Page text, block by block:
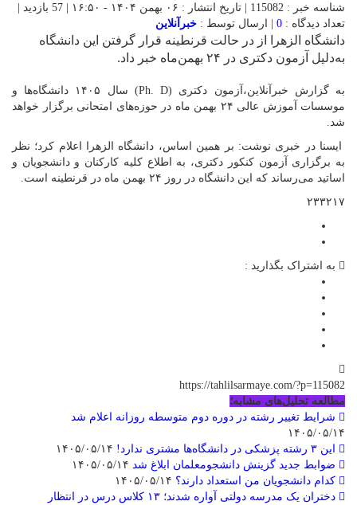
شناسه خبر : 115082 | تاریخ انتشار : ۰۶ بهمن ۱۴۰۴ - ۱۶:۵۰ | 57 بازدید |
تعداد دیدگاه : 0 | ارسال توسط : خبرآنلاین
دانشگاه الزهرا از در حالت قرنطینه قرار گرفتن این دانشگاه
به‌دلیل آزمون دکتری در ۲۴ بهمن‌ماه خبر داد.
به گزارش خبرآنلاین،آزمون دکتری (Ph. D) سال ۱۴۰۵ دانشگاه‌ها و
موسسات آموزش عالی ۲۴ بهمن ماه در حوزه‌های امتحانی برگزار خواهد
شد.
ایسنا در خبری نوشت: بر همین اساس، دانشگاه الزهرا اعلام کرد؛ نظر
به برگزاری آزمون کنکور دکتری، به اطلاع کلیه کارکنان و دانشجویان و
اساتید می‌رساند که این دانشگاه در روز ۲۴ بهمن ماه در قرنطینه است.
۲۳۳۲۱۷
به اشتراک بگذارید :
https://tahlilsarmaye.com/?p=115082
مطالعه تحلیل‌های مشابه؛
شرایط تغییر رشته در دوره دوم متوسطه روزانه اعلام شد
۱۴۰۵/۰۵/۱۴
این ۳ رشته پزشکی در دانشگاه‌ها مشتری ندارد!
ضوابط جدید گزینش دانشجومعلمان ابلاغ شد
کدام دانشجویان من استعداد دارند؟
دختران یک مدرسه دولتی آواره شدند؛ ۱۳ کلاس درس در انتظار